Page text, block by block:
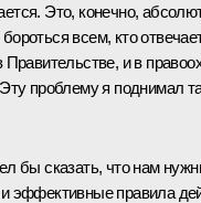
Это, конечно,
всем, кто
Правительстве, и в
Эту проблему я поднимал
бы сказать, что нам
эффективные правила